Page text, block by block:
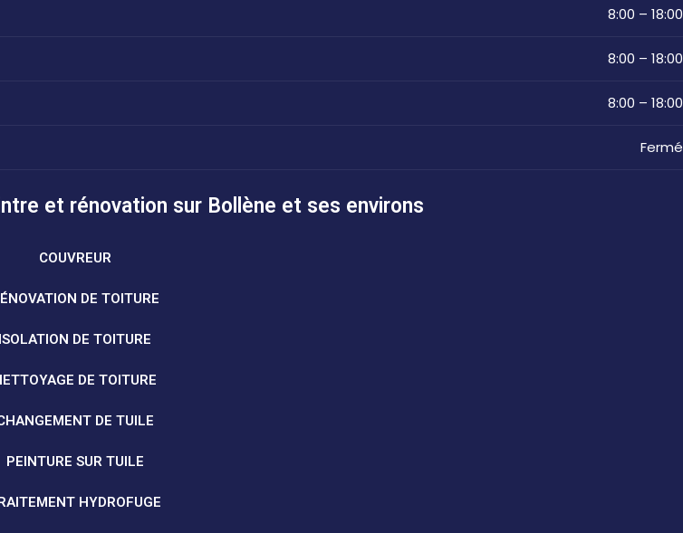
8:00 – 18:00
8:00 – 18:00
8:00 – 18:00
Fermé
et rénovation sur Bollène et ses environs
COUVREUR
DE TOITURE
ISOLATION DE TOITURE
DE TOITURE
DE TUILE
PEINTURE SUR TUILE
HYDROFUGE